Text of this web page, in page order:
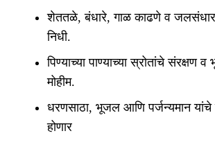
शेततळे, बंधारे, गाळ काढणे व
निधी.
पिण्याच्या पाण्याच्या स्रोतांचे संरक्षण
मोहीम.
धरणसाठा, भूजल आणि पर्जन्यमान यांचे
होणार